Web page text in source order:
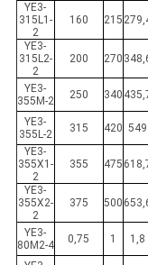
YE3-
315L1-
2
160 215
YE3-
315L2-
2
200 270
YE3-
355M-2
250 340
YE3-
355L-2
315 420 549
YE3-
355X1-
2
355 475
YE3-
355X2-
2
375 500
YE3-
80M2-4
0,75 1 1,8